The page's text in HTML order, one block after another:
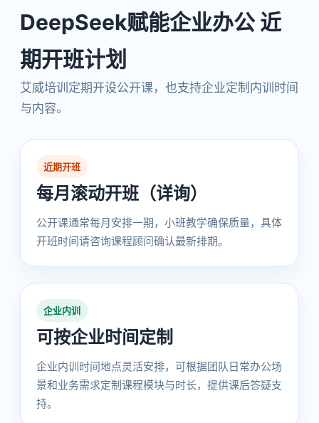
DeepSeek赋能企业办公 近
期开班计划
艾威培训定期开设公开课，也支持企业定制内训时间
与内容。
近期开班
每月滚动开班（详询）
公开课通常每月安排一期，小班教学确保质量，具体
开班时间请咨询课程顾问确认最新排期。
企业内训
可按企业时间定制
企业内训时间地点灵活安排，可根据团队日常办公场
景和业务需求定制课程模块与时长，提供课后答疑支
持。